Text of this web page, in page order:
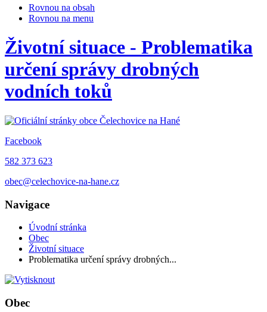
Rovnou na obsah
Rovnou na menu
Životní situace - Problematika
určení správy drobných
vodních toků
Facebook
582 373 623
obec@celechovice-na-hane.cz
Navigace
Úvodní stránka
Obec
Životní situace
Problematika určení správy drobných...
Obec